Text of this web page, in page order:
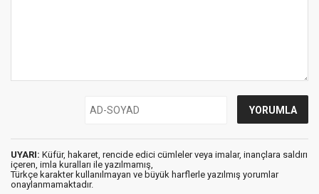
UYARI: Küfür, hakaret, rencide edici cümleler veya imalar, inançlara saldırı
içeren, imla kuralları ile yazılmamış,
Türkçe karakter kullanılmayan ve büyük harflerle yazılmış yorumlar
onaylanmamaktadır.